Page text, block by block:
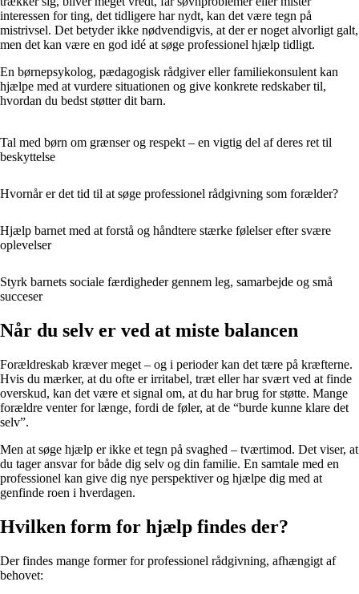
interessen for ting, det tidligere har nydt, kan det være tegn på
mistrivsel. Det betyder ikke nødvendigvis, at der er noget alvorligt galt,
men det kan være en god idé at søge professionel hjælp tidligt.
En børnepsykolog, pædagogisk rådgiver eller familiekonsulent kan
hjælpe med at vurdere situationen og give konkrete redskaber til,
hvordan du bedst støtter dit barn.
Tal med børn om grænser og respekt – en vigtig del af deres ret til
beskyttelse
Hvornår er det tid til at søge professionel rådgivning som forælder?
Hjælp barnet med at forstå og håndtere stærke følelser efter svære
oplevelser
Styrk barnets sociale færdigheder gennem leg, samarbejde og små
succeser
Når du selv er ved at miste balancen
Forældreskab kræver meget – og i perioder kan det tære på kræfterne.
Hvis du mærker, at du ofte er irritabel, træt eller har svært ved at finde
overskud, kan det være et signal om, at du har brug for støtte. Mange
forældre venter for længe, fordi de føler, at de “burde kunne klare det
selv”.
Men at søge hjælp er ikke et tegn på svaghed – tværtimod. Det viser, at
du tager ansvar for både dig selv og din familie. En samtale med en
professionel kan give dig nye perspektiver og hjælpe dig med at
genfinde roen i hverdagen.
Hvilken form for hjælp findes der?
Der findes mange former for professionel rådgivning, afhængigt af
behovet: